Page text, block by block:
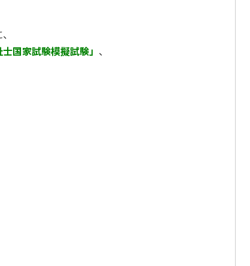
国家試験模擬試験」 、